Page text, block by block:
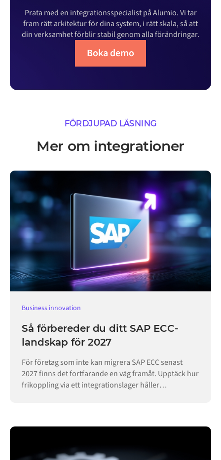
Prata med en integrationsspecialist på Alumio. Vi tar
fram rätt arkitektur för dina system, i rätt skala, så att
din verksamhet förblir stabil genom alla förändringar.
Boka demo
FÖRDJUPAD LÄSNING
Mer om integrationer
Business innovation
Så förbereder du ditt SAP ECC-
landskap för 2027
För företag som inte kan migrera SAP ECC senast
2027 finns det fortfarande en väg framåt. Upptäck hur
frikoppling via ett integrationslager håller